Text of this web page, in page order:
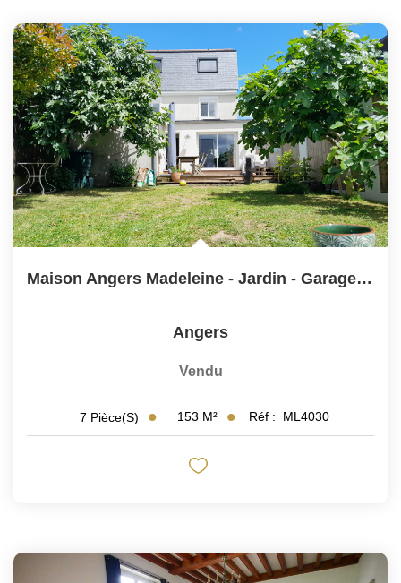
Maison Angers Madeleine - Jardin - Garage - Six Chambres
Angers
Vendu
7 Pièce(s) 153 M² Réf : ML4030